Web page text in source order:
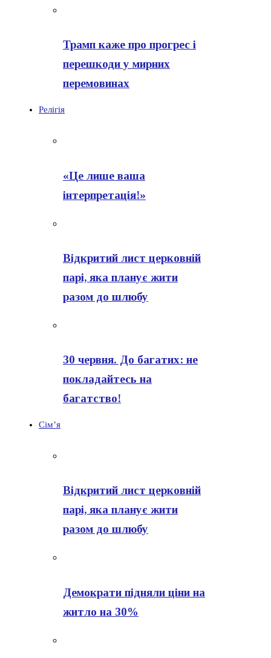
Трамп каже про прогрес і
перешкоди у мирних
перемовинах
Релігія
«Це лише ваша
інтерпретація!»
Відкритий лист церковній
парі, яка планує жити
разом до шлюбу
30 червня. До багатих: не
покладайтесь на
багатство!
Сім’я
Відкритий лист церковній
парі, яка планує жити
разом до шлюбу
Демократи підняли ціни на
житло на 30%